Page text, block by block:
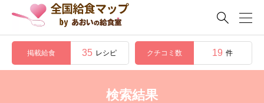

掲載給食 35 レシピ クチコミ数 19 件
検索結果